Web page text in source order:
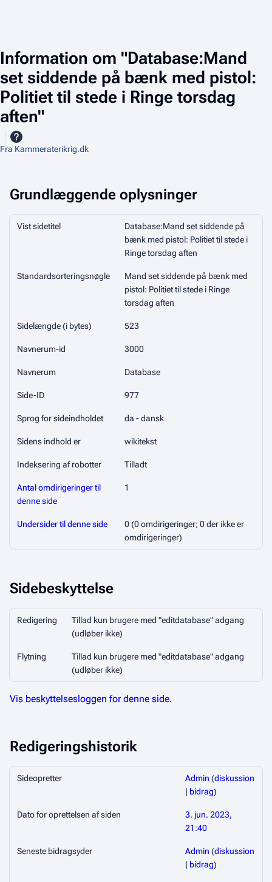
Information om "Database:Mand
set siddende på bænk med pistol:
Politiet til stede i Ringe torsdag
aften"
Fra Kammeraterikrig.dk
Grundlæggende oplysninger
Vist sidetitel
Database:Mand set siddende på
bænk med pistol: Politiet til stede i
Ringe torsdag aften
Standardsorteringsnøgle
Mand set siddende på bænk med
pistol: Politiet til stede i Ringe
torsdag aften
Sidelængde (i bytes) 523
Navnerum-id 3000
Navnerum Database
Side-ID 977
Sprog for sideindholdet da - dansk
Sidens indhold er wikitekst
Indeksering af robotter Tilladt
Antal omdirigeringer til
denne side
1
Undersider til denne side
0 (0 omdirigeringer; 0 der ikke er
omdirigeringer)
Sidebeskyttelse
Redigering
Tillad kun brugere med "editdatabase" adgang
(udløber ikke)
Flytning
Tillad kun brugere med "editdatabase" adgang
(udløber ikke)
Vis beskyttelsesloggen for denne side.
Redigeringshistorik
Sideopretter Admin (diskussion
| bidrag)
Dato for oprettelsen af siden
3. jun. 2023,
21:40
Seneste bidragsyder Admin (diskussion
| bidrag)